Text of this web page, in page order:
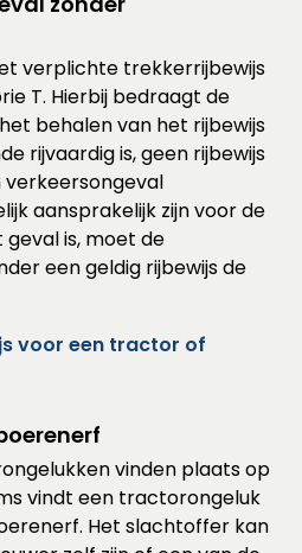
verplichte trekkerrijbewijs
T. Hierbij bedraagt de
behalen van het rijbewijs
rijvaardig is, geen rijbewijs
aansprakelijk zijn voor de
is, moet de
een geldig rijbewijs de
voor een tractor of
vinden plaats op
vindt een tractorongeluk
Het slachtoffer kan